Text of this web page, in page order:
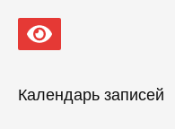
Календарь записей